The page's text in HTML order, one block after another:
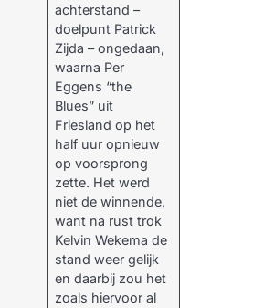
achterstand –
doelpunt Patrick
Zijda – ongedaan,
waarna Per
Eggens “the
Blues” uit
Friesland op het
half uur opnieuw
op voorsprong
zette. Het werd
niet de winnende,
want na rust trok
Kelvin Wekema de
stand weer gelijk
en daarbij zou het
zoals hiervoor al